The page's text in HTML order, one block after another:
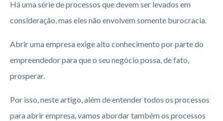
Há uma série de processos que devem ser levados em
consideração, mas eles não envolvem somente burocracia.
Abrir uma empresa exige alto conhecimento por parte do
empreendedor para que o seu negócio possa, de fato,
prosperar.
Por isso, neste artigo, além de entender todos os processos
para abrir empresa, vamos abordar também os processos